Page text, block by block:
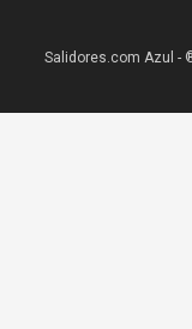
Salidores.com Azul -